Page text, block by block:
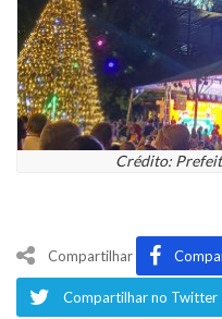
Crédito:
Compartilhar
Compartilhar no Twitter